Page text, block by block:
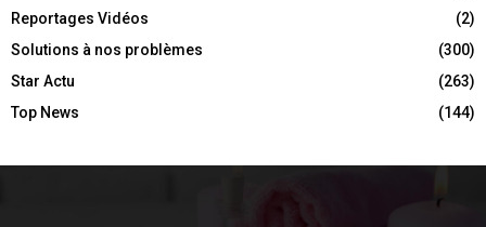
Reportages Vidéos
(2)
Solutions à nos problèmes
(300)
Star Actu
(263)
Top News
(144)